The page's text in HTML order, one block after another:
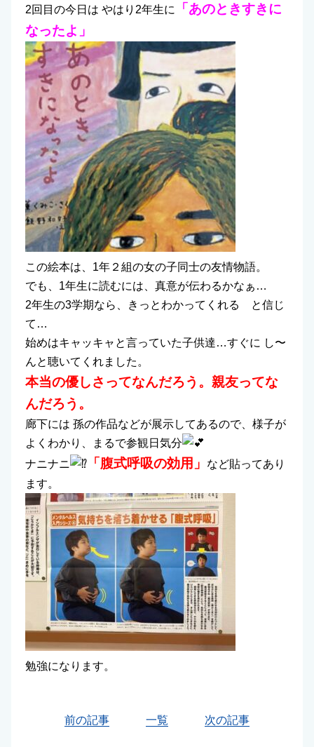
2回目の今日は やはり2年生に
「あのときすきに
なったよ」
この絵本は、1年２組の女の子同士の友情物語。
でも、1年生に読むには、真意が伝わるかなぁ…
2年生の3学期なら、きっとわかってくれる と信じ
て…
始めはキャッキャと言っていた子供達…すぐに し〜
んと聴いてくれました。
本当の優しさってなんだろう。親友ってな
んだろう。
廊下には 孫の作品などが展示してあるので、様子が
よくわかり、まるで参観日気分
ナニナニ
「腹式呼吸の効用」
など貼ってあり
ます。
勉強になります。
前の記事 一覧 次の記事